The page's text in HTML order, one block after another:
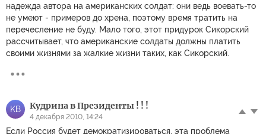
надежда автора на американских солдат: они ведь воевать-то
не умеют - примеров до хрена, поэтому время тратить на
перечесление не буду. Мало того, этот придурок Сикорский
рассчитывает, что американские солдаты должны платить
своими жизнями за жалкие жизни таких, как Сикорский.
KВ Kудрина в Президенты ! ! !
4 декабря 2010, 14:24
Если Россия будет демократизироваться, эта проблема